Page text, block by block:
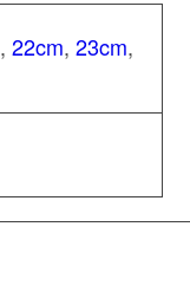
,22cm,23cm,